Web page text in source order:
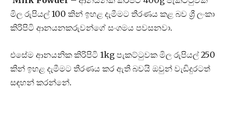
මිල රුපියල් 100 කින් ඉහළ දැමීමට තීරණය කළ බව ශ්‍රී ලංකා
කිරිපිටි ආනයනකරුවන්ගේ සංගමය පවසනවා.
එසේම ආනයනික කිරිපිටි 1kg පැකට්ටුවක මිල රුපියල් 250
කින් ඉහළ දැමීමට තීරණය කර ඇති බවයි ඔවුන් වැඩිදුරටත්
සඳහන් කරන්නේ.